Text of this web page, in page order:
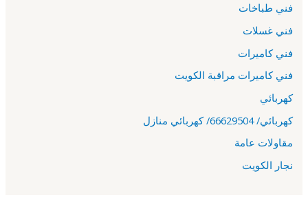
فني طباخات
فني غسلات
فني كاميرات
فني كاميرات مراقبة الكويت
كهربائي
كهربائي/ 66629504/ كهربائي منازل
مقاولات عامة
نجار الكويت